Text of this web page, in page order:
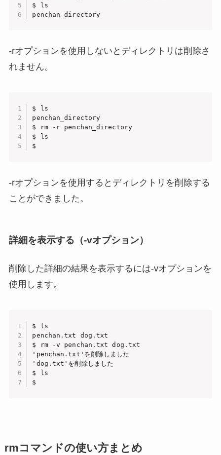
$ ls
penchan_directory
-rオプションを使用しないとディレクトリは削除さ
れません。
$ ls
penchan_directory
$ rm -r penchan_directory
$ ls
$
-rオプションを使用するとディレクトリを削除する
ことができました。
詳細を表示する（-vオプション）
削除した詳細の結果を表示するには-vオプションを
使用します。
$ ls
penchan.txt dog.txt
$ rm -v penchan.txt dog.txt
'penchan.txt'を削除しました
'dog.txt'を削除しました
$ ls
$
rmコマンドの使い方まとめ